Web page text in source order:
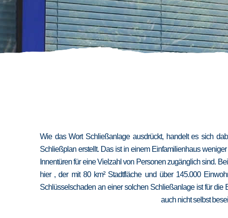
Wie das Wort Schließanlage ausdrückt, handelt es sich
Schließplan erstellt. Das ist in einem Einfamilienhaus
Innentüren für eine Vielzahl von Personen zugänglich sind.
hier , der mit 80 km² Stadtfläche und über 145.000
Schlüsselschaden an einer solchen Schließanlage ist für
auch nicht selbst